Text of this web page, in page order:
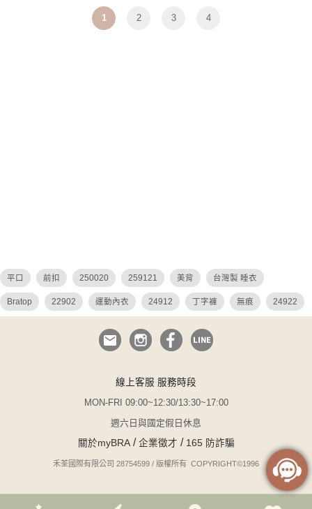
1 2 3 4
平口 前扣 250020 259121 美背 台灣製 睡衣
Bratop 22902 運動內衣 24912 丁字褲 無痕 24922
危險尤物 平口內衣
小胸爆乳 瑪德蓮 25027 250020
無鋼圈 白色 蕾絲內衣
前扣式內衣 k罩杯 無肩帶 平胸
小胸睡衣 性感 透視 淺調 24913 200111
22901 細肩帶 無可比擬 水滴型 26022 絲襪
線上客服 服務時段
MON-FRI 09:00~12:30/13:30~17:00
週六日與國定假日休息
關於myBRA/ 企業徵才 / 165 防詐騙
禾荃國際有限公司 28754599 / 版權所有 COPYRIGHT©1996